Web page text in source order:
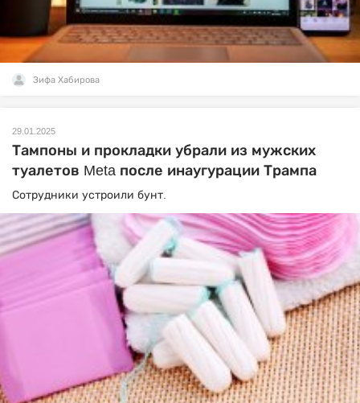
Зифа Хабирова
29.01.2025
Тампоны и прокладки убрали из мужских
туалетов Meta после инаугурации Трампа
Сотрудники устроили бунт.